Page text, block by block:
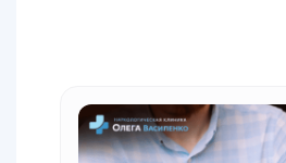
Почему важна
Read More...